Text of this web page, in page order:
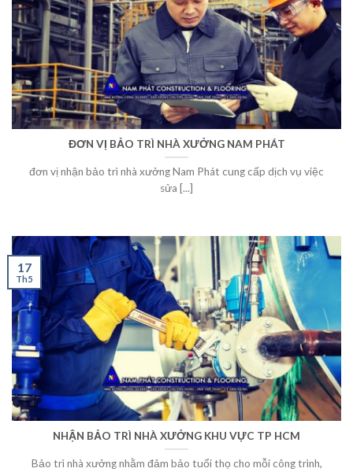
ĐƠN VỊ BẢO TRÌ NHÀ XƯỞNG NAM PHÁT
đơn vị nhận bảo trì nhà xưởng Nam Phát cung cấp dịch vụ việc
sửa [...]
NHẬN BẢO TRÌ NHÀ XƯỞNG KHU VỰC TP HCM
Bảo trì nhà xưởng nhằm đảm bảo tuổi thọ cho mỗi công trình,
17
Th5